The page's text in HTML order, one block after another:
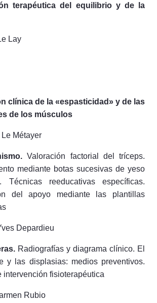
terapéutica del equilibrio y de la
Lay
clínica de la «espasticidad» y de las
de los músculos
Métayer
Valoración factorial del tríceps.
mediante botas sucesivas de yeso
Técnicas reeducativas específicas.
del apoyo mediante las plantillas
Depardieu
Radiografías y diagrama clínico. El
y las displasias: medios preventivos.
intervención fisioterapéutica
Rubio